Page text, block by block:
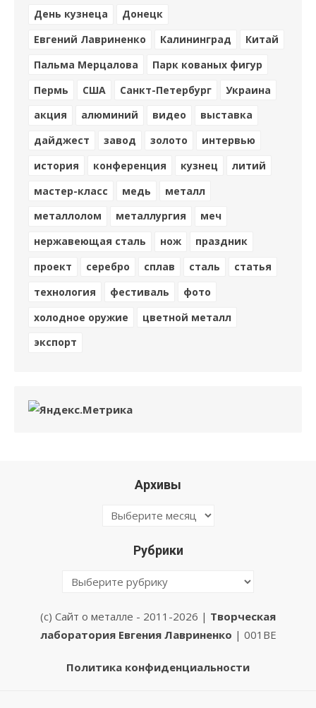
День кузнеца
Донецк
Евгений Лавриненко
Калининград
Китай
Пальма Мерцалова
Парк кованых фигур
Пермь
США Санкт-Петербург
Украина
акция
алюминий видео
выставка
дайджест
завод золото
интервью
история
конференция кузнец
литий
мастер-класс
медь
металл
металлолом
металлургия
меч
нержавеющая сталь
нож
праздник
проект
серебро сплав сталь
статья
технология
фестиваль
фото
холодное оружие
цветной металл
экспорт
Архивы
Архивы
Рубрики
Рубрики
(с) Сайт о металле - 2011-2026 | Творческая
лаборатория Евгения Лавриненко | 001BE
Политика конфиденциальности